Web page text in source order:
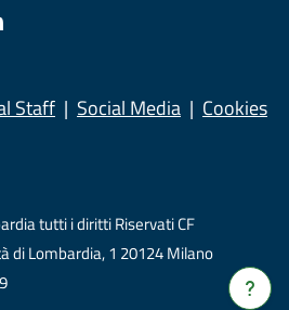
Verrà
Staff Social Media Cookies
tutti i diritti Riservati CF
di Lombardia, 1 20124 Milano